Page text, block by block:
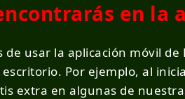
en
usar la aplicación móvil
Por ejemplo, al
extra en algunas de